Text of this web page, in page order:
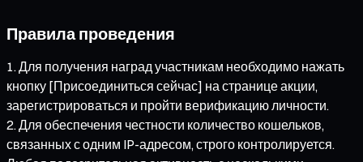
Правила проведения
Для получения наград участникам необходимо нажать
кнопку [Присоединиться сейчас] на странице акции,
зарегистрироваться и пройти верификацию личности.
Для обеспечения честности количество кошельков,
связанных с одним IP-адресом, строго контролируется.